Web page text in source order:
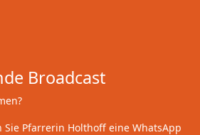
Broadcast
Sie Pfarrerin Holthoff eine WhatsApp